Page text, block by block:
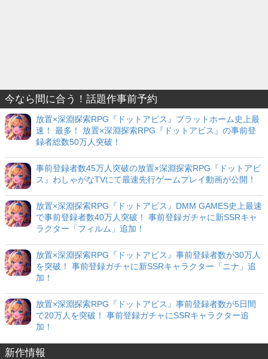
今なら間に合う！話題作事前予約
放置×深淵探索RPG『ドットアビス』プラットホーム史上最
速！ 最多！ 放置×深淵探索RPG『ドットアビス』の事前登
録者総数50万人突破！
事前登録者数45万人突破の放置×深淵探索RPG『ドットアビ
ス』わしゃがなTVにて最速先行ゲームプレイ動画が公開！
放置×深淵探索RPG『ドットアビス』DMM GAMES史上最速
で事前登録者数40万人突破！ 事前登録ガチャに新SSRキャ
ラクター「フィルム」追加！
放置×深淵探索RPG『ドットアビス』事前登録者数が30万人
を突破！ 事前登録ガチャに新SSRキャラクター「ニナ」追
加！
放置×深淵探索RPG『ドットアビス』事前登録者数が5日間
で20万人を突破！ 事前登録ガチャにSSRキャラクター追
加！
新作情報